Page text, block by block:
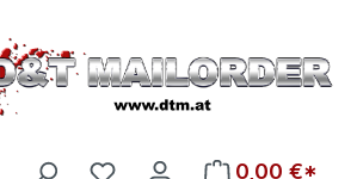
Du hast 0 Produkte auf
0,00 €*